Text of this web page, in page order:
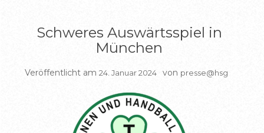
Schweres Auswärtsspiel in
München
Veröffentlicht am 24. Januar 2024 von presse@hsg